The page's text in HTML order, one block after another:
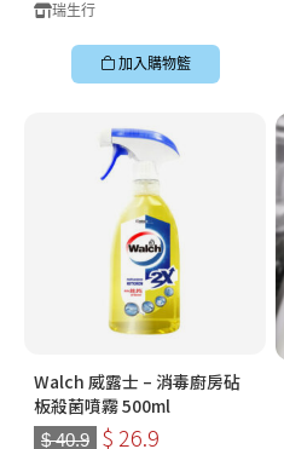
瑞生行
加入購物籃
Walch 威露士 – 消毒廚房砧
板殺菌噴霧 500ml
$ 40.9 $ 26.9